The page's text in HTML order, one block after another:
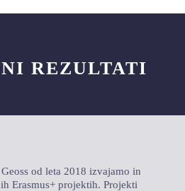
REZULTATI
od leta 2018 izvajamo in
Erasmus+ projektih. Projekti